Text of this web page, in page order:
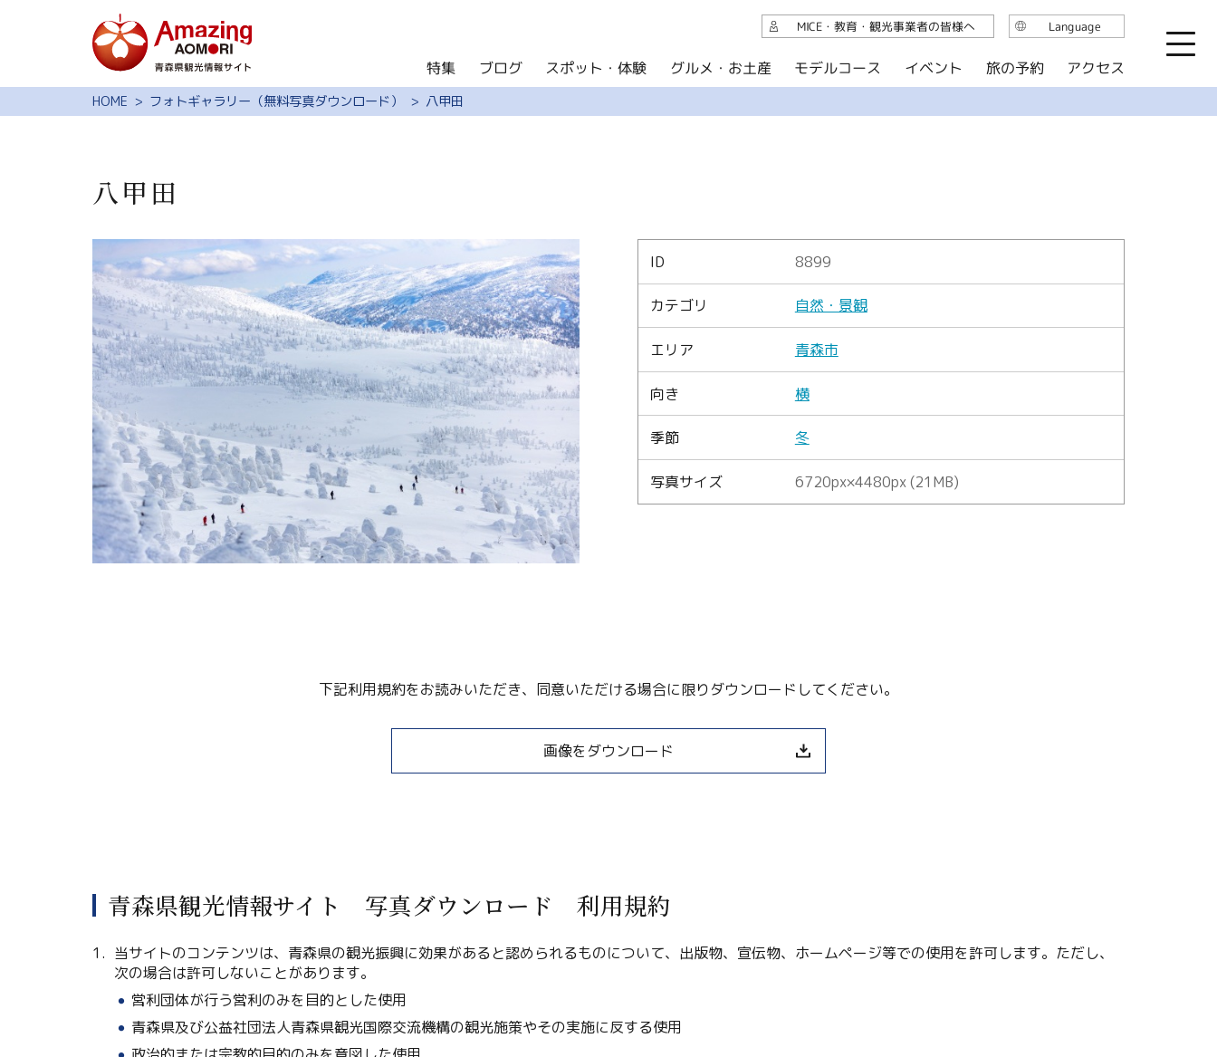
特集
ブログ
スポット・体験
グルメ・お土産
このサイトについて
サイト内検索
行きたいリスト
写真ライブラリー
動画ライブラリー
パンフレットダウンロード
よくある質問
運営組織について
関連リンク集
Language
日本語
English
繁体中文
HOME フォトギャラリー（無料写真ダウンロード） 八甲田
八甲田
ID 8899
カテゴリ 自然・景観
エリア 青森市
向き 横
季節 冬
写真サイズ 6720px×4480px (21MB)
下記利用規約をお読みいただき、同意いただける場合に限りダウンロードしてください。
画像をダウンロード
青森県観光情報サイト 写真ダウンロード 利用規約
当サイトのコンテンツは、青森県の観光振興に効果があると認められるものについて、出版物、宣伝物、ホームページ等での使用を許可します。ただし、
次の場合は許可しないことがあります。
営利団体が行う営利のみを目的とした使用
青森県及び公益社団法人青森県観光国際交流機構の観光施策やその実施に反する使用
Twitter
Line
特集 ブログ スポット・体験 グルメ・お土産 モデルコース イベント 旅の予約 アクセス
MICE・教育・観光事業者の皆様へ Language
English
简体中文